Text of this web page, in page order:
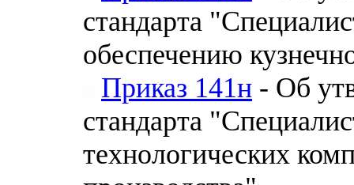
стандарта
обеспечению
Приказ 141н - Об
стандарта
технологических